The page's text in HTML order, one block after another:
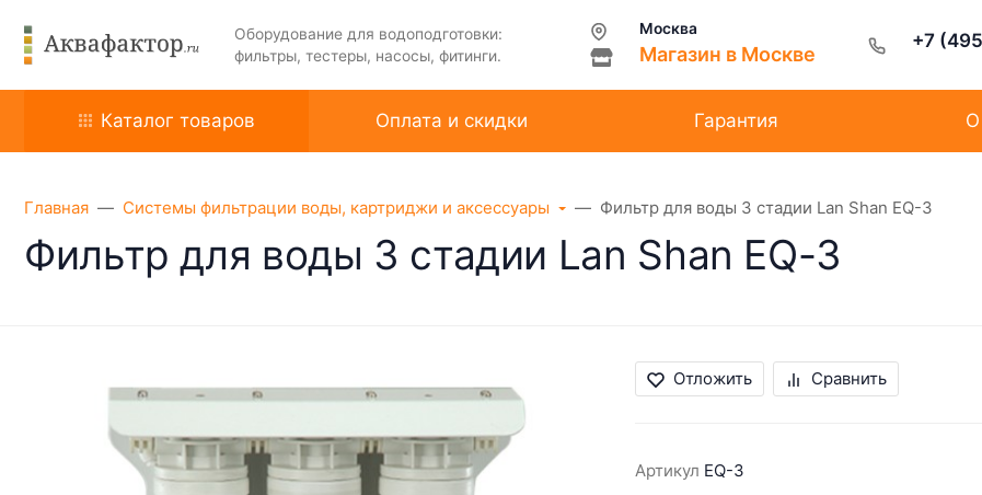
Оборудование для водоподготовки:
фильтры, тестеры, насосы, фитинги.
Москва
Магазин в Москве
+7
Каталог товаров Оплата и скидки Гарантия О
Главная Системы фильтрации воды, картриджи и аксессуары Фильтр для воды 3 стадии Lan Shan EQ-3
Фильтр для воды 3 стадии Lan Shan EQ-3
Отложить Сравнить
Артикул EQ-3